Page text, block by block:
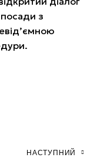
з
НАСТУПНИЙ